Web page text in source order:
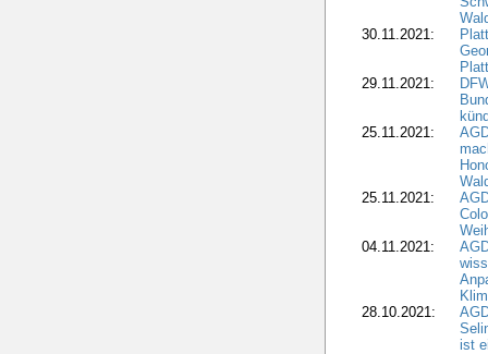
30.11.2021:
29.11.2021:
25.11.2021:
25.11.2021:
04.11.2021:
28.10.2021:
ist